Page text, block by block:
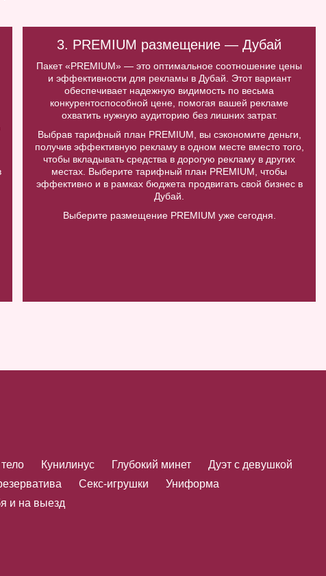
3. PREMIUM размещение — Дубай
Пакет «PREMIUM» — это оптимальное соотношение цены
и эффективности для рекламы в Дубай. Этот вариант
обеспечивает надежную видимость по весьма
конкурентоспособной цене, помогая вашей рекламе
охватить нужную аудиторию без лишних затрат.
Выбрав тарифный план PREMIUM, вы сэкономите деньги,
получив эффективную рекламу в одном месте вместо того,
чтобы вкладывать средства в дорогую рекламу в других
местах. Выберите тарифный план PREMIUM, чтобы
эффективно и в рамках бюджета продвигать свой бизнес в
Дубай.
Выберите размещение PREMIUM уже сегодня.
Кунилинус Глубокий минет
Дуэт с девушкой
Секс-игрушки
Униформа
и на выезд